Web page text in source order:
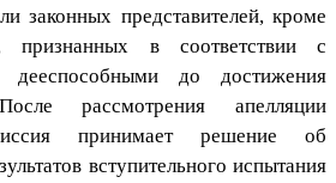
законных представителей, кроме
признанных в соответствии с
дееспособными до достижения
рассмотрения апелляции
принимает решение об
вступительного испытания